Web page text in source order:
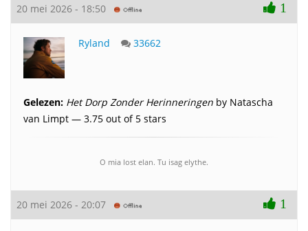
20 mei 2026 - 18:50 1
Ryland 33662
Gelezen: Het Dorp Zonder Herinneringen by Natascha
van Limpt — 3.75 out of 5 stars
O mia lost elan. Tu isag elythe.
20 mei 2026 - 20:07 1